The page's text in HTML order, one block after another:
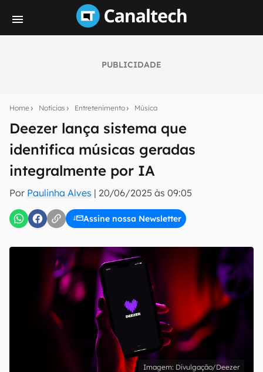
PUBLICIDADE
Home Notícias Entretenimento Música
Deezer lança sistema que
identifica músicas geradas
integralmente por IA
Por Paulinha Alves | 20/06/2025 às 09:05
Assine nossa Newsletter
notícias e reviews sobre tecnologia em primeira
E-mail
inscreva-se
Uso e Política de Privacidade do Canaltech.
Divulgação/Deezer